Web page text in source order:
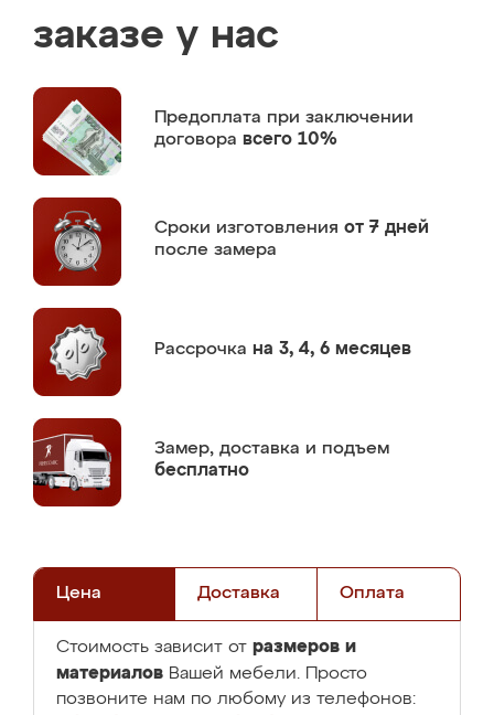
заказе у нас
Предоплата при заключении
договора всего 10%
Сроки изготовления от 7 дней
после замера
Рассрочка на 3, 4, 6 месяцев
Замер, доставка и подъем
бесплатно
Цена Доставка Оплата
Стоимость зависит от размеров и
материалов Вашей мебели. Просто
позвоните нам по любому из телефонов: